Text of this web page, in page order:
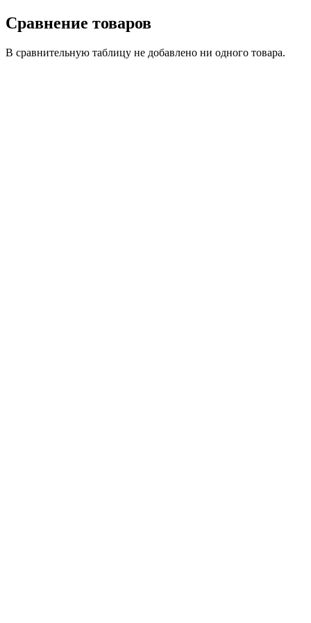
Сравнение товаров
В сравнительную таблицу не добавлено ни одного товара.